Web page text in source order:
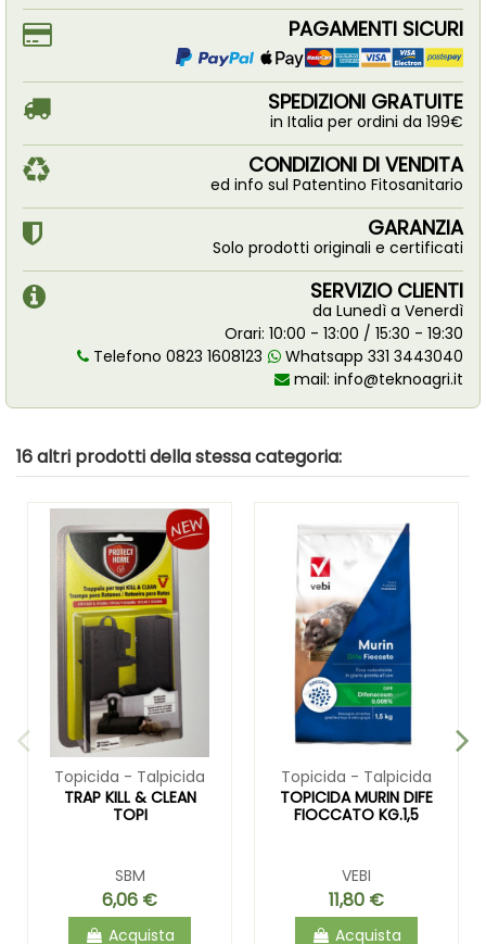
PAGAMENTI SICURI
SPEDIZIONI GRATUITE
in Italia per ordini da 199€
CONDIZIONI DI VENDITA
ed info sul Patentino Fitosanitario
GARANZIA
Solo prodotti originali e certificati
SERVIZIO CLIENTI
da Lunedì a Venerdì
Orari: 10:00 - 13:00 / 15:30 - 19:30
Telefono 0823 1608123
Whatsapp 331 3443040
mail: info@teknoagri.it
16 altri prodotti della stessa categoria:
Topicida - Talpicida
TRAP KILL & CLEAN
TOPI
SBM
6,06 €
Acquista
Topicida - Talpicida
TOPICIDA MURIN DIFE
FIOCCATO KG.1,5
VEBI
11,80 €
Acquista